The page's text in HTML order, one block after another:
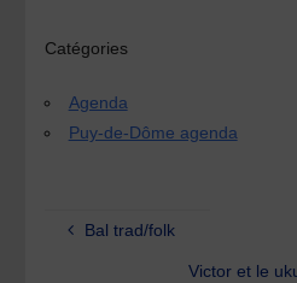
Catégories
Agenda
Puy-de-Dôme agenda
Bal trad/folk
Victor et le